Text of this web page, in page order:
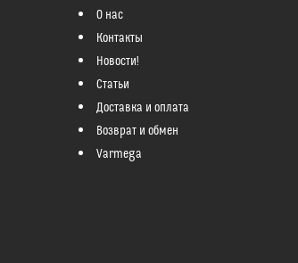
О нас
Контакты
Новости!
Статьи
Доставка и оплата
Возврат и обмен
Varmega